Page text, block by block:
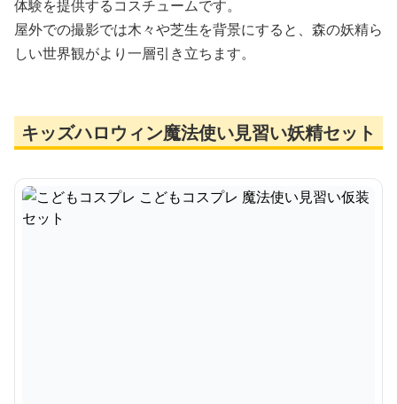
体験を提供するコスチュームです。
屋外での撮影では木々や芝生を背景にすると、森の妖精ら
しい世界観がより一層引き立ちます。
キッズハロウィン魔法使い見習い妖精セット